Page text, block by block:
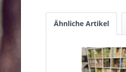
Ähnliche Artikel